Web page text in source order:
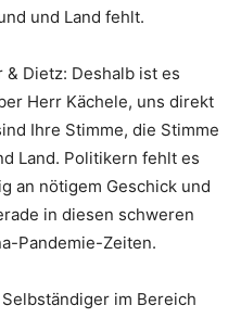
und Land fehlt.
Dietz: Deshalb ist es
Herr Kächele, uns direkt
Ihre Stimme, die Stimme
Land. Politikern fehlt es
an nötigem Geschick und
in diesen schweren
Pandemie-Zeiten.
im Bereich